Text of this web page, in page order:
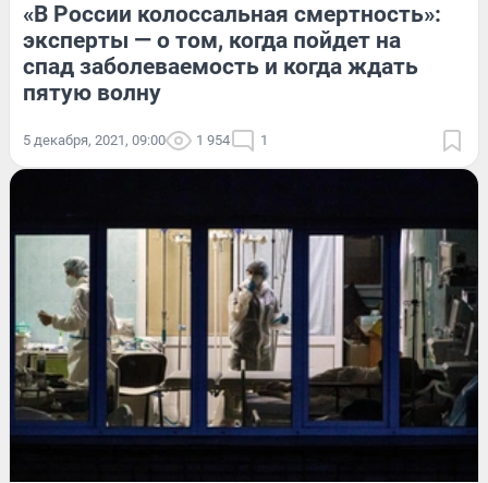
«В России колоссальная смертность»:
эксперты — о том, когда пойдет на
спад заболеваемость и когда ждать
пятую волну
5 декабря, 2021, 09:00 1 954 1